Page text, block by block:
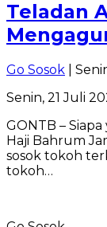
Teladan
Go Sosok |
Senin, 21 Juli
GONTB –
Haji Bahrum
sosok tokoh
tokoh…